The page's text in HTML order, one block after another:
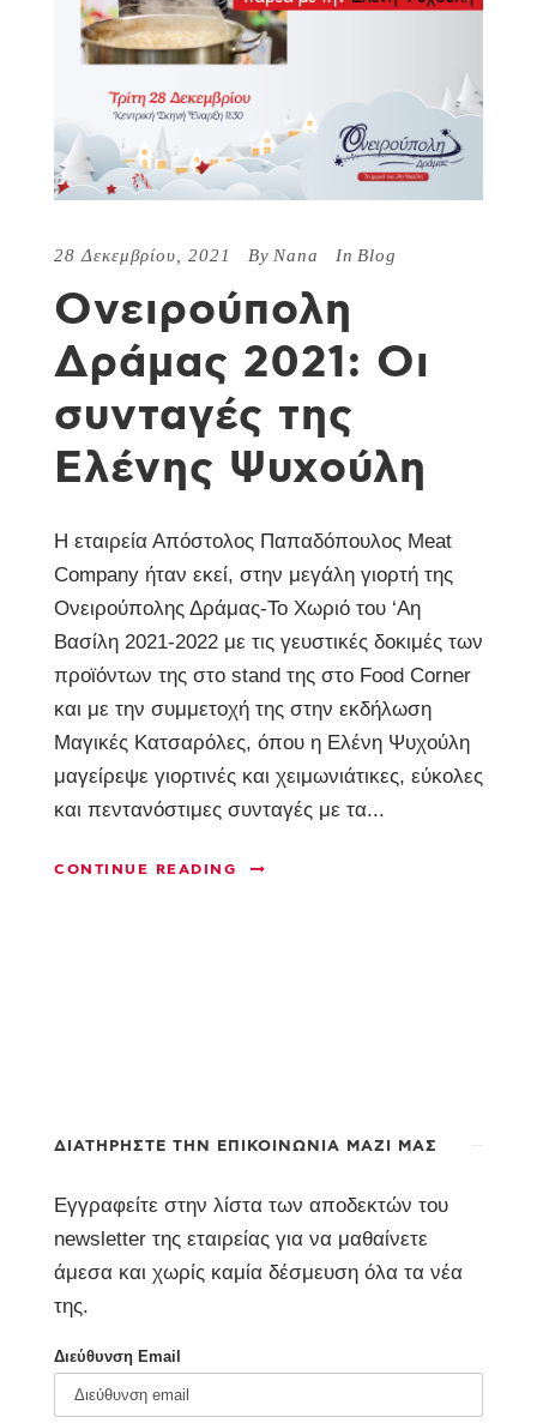
28 Δεκεμβρίου, 2021 By Nana In Blog
Ονειρούπολη
Δράμας 2021: Οι
συνταγές της
Ελένης Ψυχούλη
Η εταιρεία Απόστολος Παπαδόπουλος Meat
Company ήταν εκεί, στην μεγάλη γιορτή της
Ονειρούπολης Δράμας-Το Χωριό του ‘Αη
Βασίλη 2021-2022 με τις γευστικές δοκιμές των
προϊόντων της στο stand της στο Food Corner
και με την συμμετοχή της στην εκδήλωση
Μαγικές Κατσαρόλες, όπου η Ελένη Ψυχούλη
μαγείρεψε γιορτινές και χειμωνιάτικες, εύκολες
και πεντανόστιμες συνταγές με τα...
CONTINUE READING
ΔΙΑΤΗΡΉΣΤΕ ΤΗΝ ΕΠΙΚΟΙΝΩΝΊΑ ΜΑΖΊ ΜΑΣ
Εγγραφείτε στην λίστα των αποδεκτών του
newsletter της εταιρείας για να μαθαίνετε
άμεσα και χωρίς καμία δέσμευση όλα τα νέα
της.
Διεύθυνση Email